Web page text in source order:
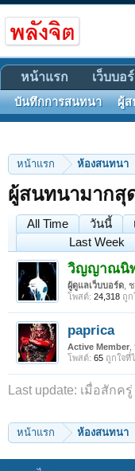
หน้าแรก ห้องสนทนา
ผู้สนทนามากสุ
All Time วันนี้
Last Week
วิญญาณนิ
ผู้ดูแลเว็บบอร์ด ,
โพสต์: 24,318 ถูก
paprica
Active Member
โพสต์: 65 ถูกใจที่
Last update: เมื่อสักครู่
หน้าแรก ห้องสนทนา
หน้าแรก เว็บบอ
บันทึกการสนทนา ผู้ส